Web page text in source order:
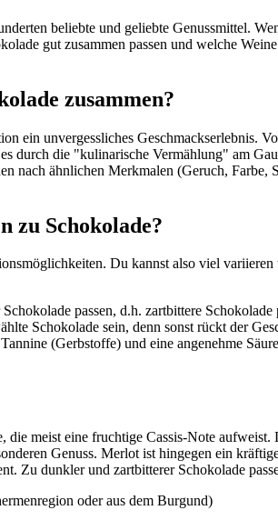
beliebte und geliebte Genussmittel.
gut zusammen passen und welche
zusammen?
ein unvergessliches Geschmackserlebnis.
durch die "kulinarische Vermählung" am
nach ähnlichen Merkmalen (Geruch,
zu Schokolade?
Du kannst also viel
passen, d.h. zartbittere
Schokolade sein, denn sonst rückt der
(Gerbstoffe) und eine angenehme
die meist eine fruchtige Cassis-Note
Genuss. Merlot ist hingegen ein
Zu dunkler und zartbitterer Schokolade
oder aus dem Burgund)